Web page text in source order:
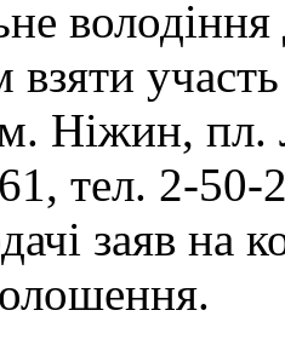
участь
Ніжин, пл.
тел. 2-50-
заяв на